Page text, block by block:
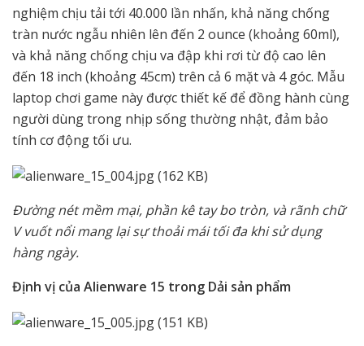
nghiệm chịu tải tới 40.000 lần nhấn, khả năng chống
tràn nước ngẫu nhiên lên đến 2 ounce (khoảng 60ml),
và khả năng chống chịu va đập khi rơi từ độ cao lên
đến 18 inch (khoảng 45cm) trên cả 6 mặt và 4 góc. Mẫu
laptop chơi game này được thiết kế để đồng hành cùng
người dùng trong nhịp sống thường nhật, đảm bảo
tính cơ động tối ưu.
Đường nét mềm mại, phần kê tay bo tròn, và rãnh chữ
V vuốt nổi mang lại sự thoải mái tối đa khi sử dụng
hàng ngày.
Định vị của Alienware 15 trong Dải sản phẩm